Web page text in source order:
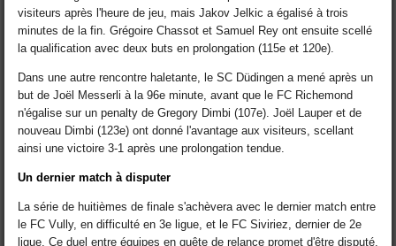
visiteurs après l'heure de jeu, mais Jakov Jelkic a égalisé à trois
minutes de la fin. Grégoire Chassot et Samuel Rey ont ensuite scellé
la qualification avec deux buts en prolongation (115e et 120e).
Dans une autre rencontre haletante, le SC Düdingen a mené après un
but de Joël Messerli à la 96e minute, avant que le FC Richemond
n'égalise sur un penalty de Gregory Dimbi (107e). Joël Lauper et de
nouveau Dimbi (123e) ont donné l'avantage aux visiteurs, scellant
ainsi une victoire 3-1 après une prolongation tendue.
Un dernier match à disputer
La série de huitièmes de finale s'achèvera avec le dernier match entre
le FC Vully, en difficulté en 3e ligue, et le FC Siviriez, dernier de 2e
ligue. Ce duel entre équipes en quête de relance promet d'être disputé.